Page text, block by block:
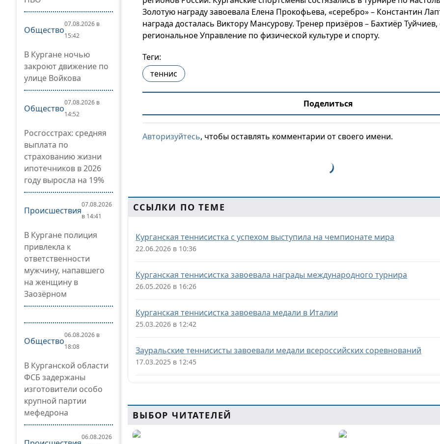
Общество
07.08.2026 в
15:42
В Кургане ночью
закроют движение по
улице Войкова
Общество
07.08.2026 в
14:52
Росгосстрах: средняя
выплата по
страхованию жизни
ипотечников в 2026
году выросла на 19%
Происшествия
07.08.2026
в 14:41
В Кургане полиция
привлекла к
ответственности
мужчину, напавшего
на женщину в
Заозёрном
Общество
06.08.2026 в
18:08
В Курганской области
ФСБ задержаны
изготовители особо
крупной партии
мефедрона
06.08.2026
Золотую награду завоевала Елена Прокофьева, «серебро» – Константин
награда досталась Виктору Мансурову. Тренер призёров – Бахтиёр
региональное Управление по физической культуре и спорту.
Теги:
теннис
Поделиться
Авторизуйтесь, чтобы оставлять комментарии от своего имени.
ССЫЛКИ ПО ТЕМЕ
Курганская теннисистка с успехом выступила на чемпионате мира
22.06.2026 в 10:36
Курганская теннисистка завоевала награды международного турнира
26.05.2026 в 16:26
Курганская теннисистка завоевала медали в Италии
25.03.2026 в 12:42
Зауральские теннисисты завоевали медали всероссийских соревнований
17.03.2025 в 12:45
ВЫБОР ЧИТАТЕЛЕЙ